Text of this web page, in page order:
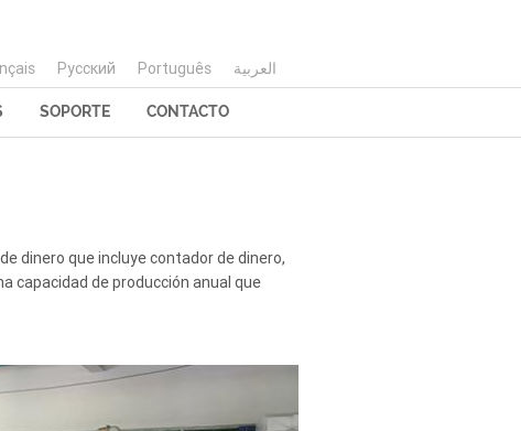
Русский Português العربية
SOPORTE CONTACTO
dinero que incluye contador de dinero,
capacidad de producción anual que